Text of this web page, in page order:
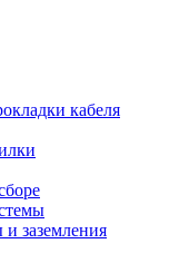
кабеля
заземления